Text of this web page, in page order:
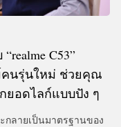
C53”
นรุ่นใหม่ ช่วยคุณ
ยอดไลก์แบบปัง ๆ
กลายเป็นมาตรฐานของ